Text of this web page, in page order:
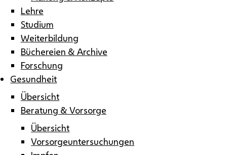
Lehre
Studium
Weiterbildung
Büchereien & Archive
Forschung
Gesundheit
Übersicht
Beratung & Vorsorge
Übersicht
Vorsorgeuntersuchungen